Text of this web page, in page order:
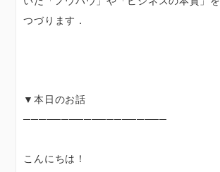
つづります．
▼本日のお話
───────────────────
こんにちは！